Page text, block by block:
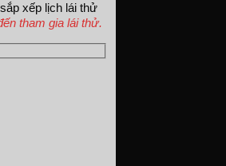
xếp lịch lái thử
tham gia lái thử.